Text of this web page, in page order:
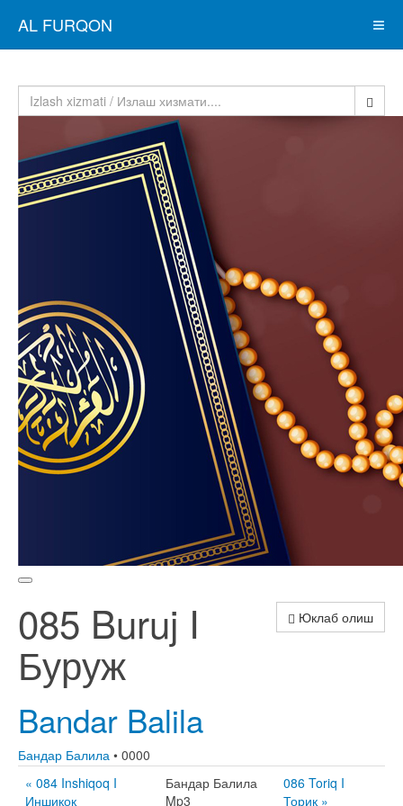
AL FURQON
Юклаб олиш
085 Buruj I
Буруж
Bandar Balila
Бандар Балила • 0000
« 084 Inshiqoq I
Иншиқоқ
Бандар Балила
Mp3
086 Toriq I
Ториқ »